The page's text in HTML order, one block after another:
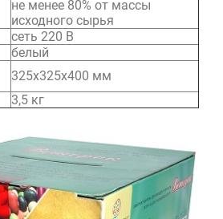
не менее 80% от массы
исходного сырья
сеть 220 В
белый
325х325х400 мм
3,5 кг